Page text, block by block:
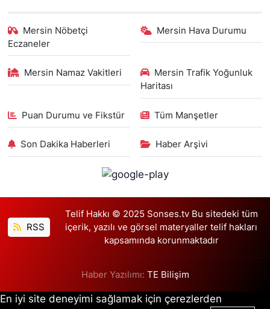
Mersin Nöbetçi
Eczaneler
Mersin Hava Durumu
Mersin Namaz Vakitleri
Mersin Trafik Yoğunluk
Haritası
Puan Durumu ve Fikstür Tüm Manşetler
Son Dakika Haberleri Haber Arşivi
RSS
Telif Hakkı © 2025 Sonses.tv Bu sitedeki tüm
içerik, yazılı ve görsel materyaller telif hakları
kapsamında korunmaktadır
Haber Yazılımı: TE Bilişim
En iyi site deneyimi sağlamak için çerezlerden